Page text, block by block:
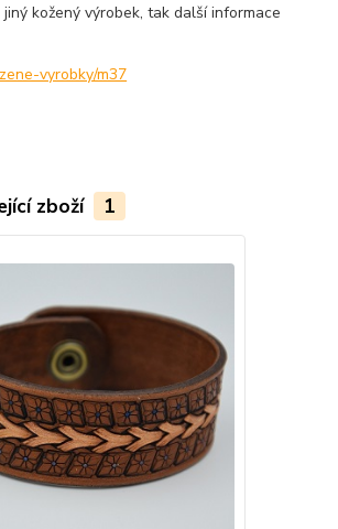
kožený výrobek, tak další informace
vyrobky/m37
zboží 1